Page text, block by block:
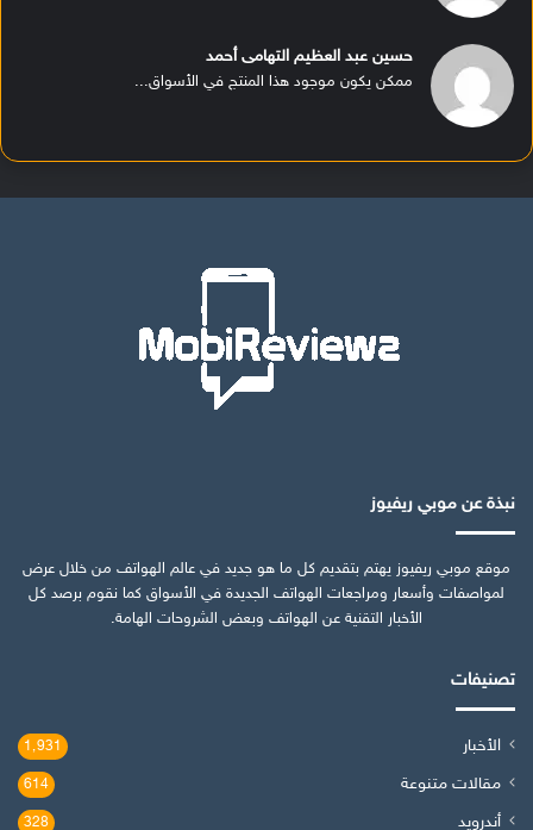
حسين عبد العظيم التهامى أحمد
ممكن يكون موجود هذا المنتج في الأسواق...
نبذة عن موبي ريفيوز
موقع موبي ريفيوز يهتم بتقديم كل ما هو جديد في عالم الهواتف من خلال عرض
لمواصفات وأسعار ومراجعات الهواتف الجديدة في الأسواق كما نقوم برصد كل
الأخبار التقنية عن الهواتف وبعض الشروحات الهامة.
تصنيفات
الأخبار 1٬931
مقالات متنوعة 614
أندرويد 328